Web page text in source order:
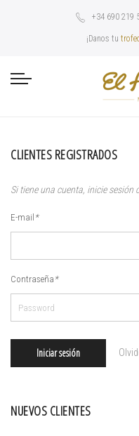
+34 690 219
¡Danos tu
CLIENTES REGISTRADOS
Si tiene una cuenta, inicie sesión
E-mail *
Contraseña *
Iniciar sesión
NUEVOS CLIENTES